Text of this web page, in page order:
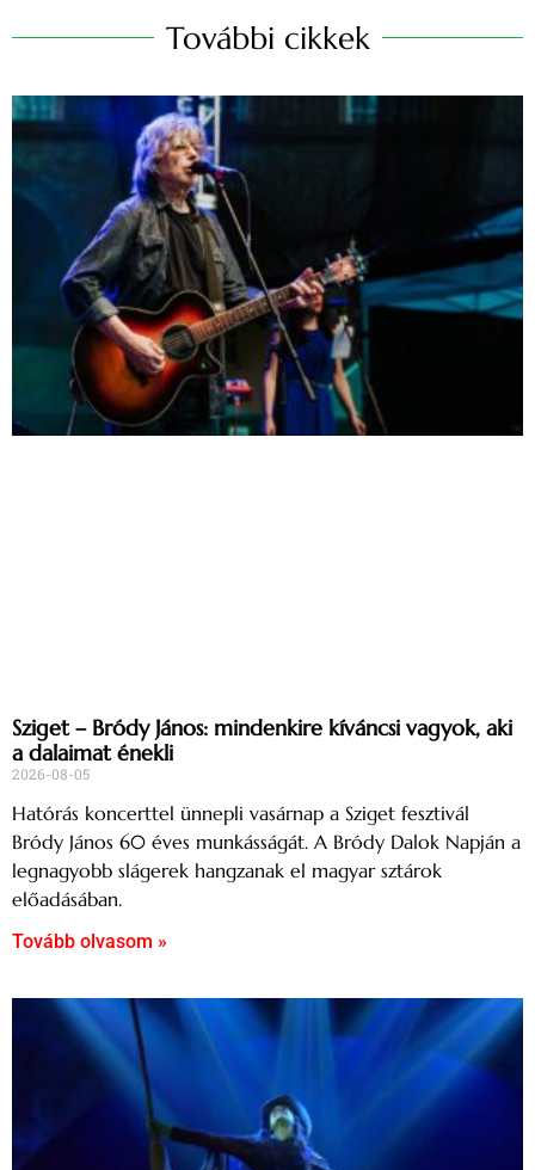
További cikkek
Sziget – Bródy János: mindenkire kíváncsi vagyok, aki
a dalaimat énekli
2026-08-05
Hatórás koncerttel ünnepli vasárnap a Sziget fesztivál
Bródy János 60 éves munkásságát. A Bródy Dalok Napján a
legnagyobb slágerek hangzanak el magyar sztárok
előadásában.
Tovább olvasom »